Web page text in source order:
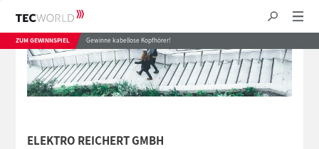
ZUM GEWINNSPIEL Gewinne kabellose Kopfhörer!
ELEKTRO REICHERT GMBH